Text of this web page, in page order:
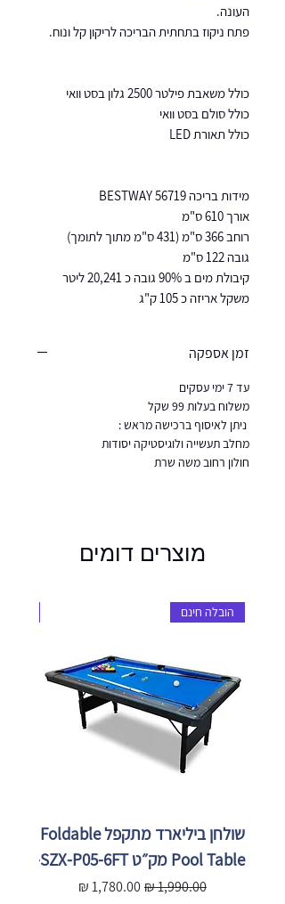
העונה.
פתח ניקוז בתחתית הבריכה לריקון קל ונוח.
כולל משאבת פילטר 2500 גלון בסט וואי
כולל סולם בסט וואי
כולל תאורת LED
מידות בריכה BESTWAY 56719
אורך 610 ס"מ
רוחב 366 ס"מ (431 ס"מ מתוך לתומך)
גובה 122 ס"מ
קיבולת מים ב 90% גובה כ 20,241 ליטר
משקל אריזה כ 105 ק"ג
זמן אספקה
עד 7 ימי עסקים
משלוח בעלות 99 שקל
ניתן לאיסוף ברכישה מראש :
מחלב תעשייה ולוגיסטיקה יסודות
חולון רחוב משה שרת
מוצרים דומים
הובלה חינם
שולחן ביליארד מתקפל Foldable
Pool Table מק״ט SZX-P05-6FT
מחיר רגיל מחיר מבצע
P05-